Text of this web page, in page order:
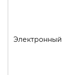
Электронный